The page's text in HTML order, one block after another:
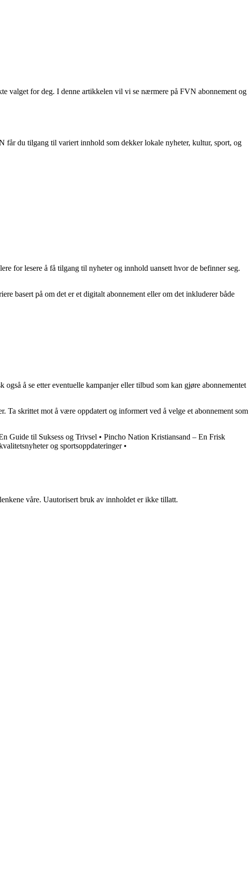
valget for deg. I denne artikkelen vil vi se nærmere på FVN abonnement og
får du tilgang til variert innhold som dekker lokale nyheter, kultur, sport, og
for lesere å få tilgang til nyheter og innhold uansett hvor de befinner seg.
basert på om det er et digitalt abonnement eller om det inkluderer både
å se etter eventuelle kampanjer eller tilbud som kan gjøre abonnementet
skrittet mot å være oppdatert og informert ved å velge et abonnement som
Guide til Suksess og Trivsel • Pincho Nation Kristiansand – En Frisk
og sportsoppdateringer•
våre. Uautorisert bruk av innholdet er ikke tillatt.